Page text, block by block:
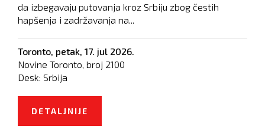
da izbegavaju putovanja kroz Srbiju zbog čestih
hapšenja i zadržavanja na...
Toronto, petak, 17. jul 2026.
Novine Toronto, broj 2100
Desk: Srbija
DETALJNIJE